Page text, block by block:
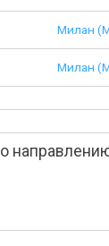
Милан
Милан